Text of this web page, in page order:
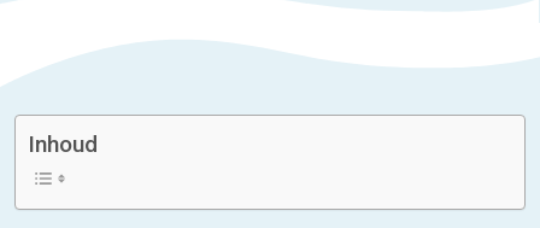
Inhoud